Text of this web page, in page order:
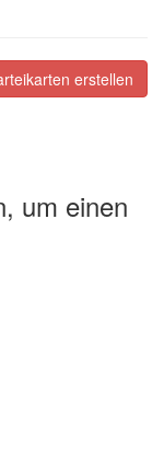
erstellen
um einen